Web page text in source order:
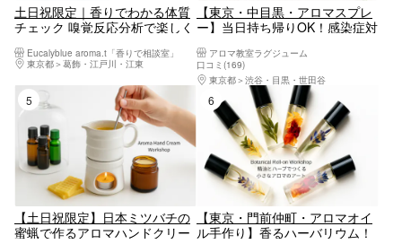
土日祝限定｜香りでわかる体質
チェック 嗅覚反応分析で楽しく
Eucalyblue aroma.t「香りで相談室」
東京都
葛飾・江戸川・江東
【東京・中目黒・アロマスプレ
ー】当日持ち帰りOK！感染症対
れる世界にひとつだけのアロマ
作り
アロマ教室ラグジューム
口コミ(169)
東京都
渋谷・目黒・世田谷
【土日祝限定】日本ミツバチの
蜜蝋で作るアロマハンドクリー
6位
【東京・門前仲町・アロマオイ
ル手作り】香るハーバリウム！